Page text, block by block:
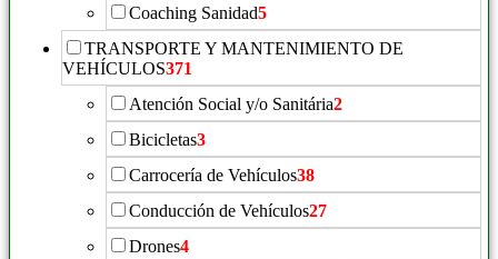
Coaching Sanidad5
TRANSPORTE Y MANTENIMIENTO DE
VEHÍCULOS371
Atención Social y/o Sanitária2
Bicicletas3
Carrocería de Vehículos38
Conducción de Vehículos27
Drones4